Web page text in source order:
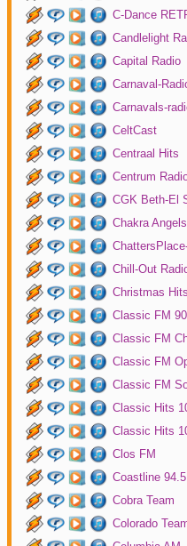
C-Dance
Candlelight
Capital Radio
Carnaval-
Carnavals-
CeltCast
Centraal Hits
Centrum
CGK Beth-El
Chakra
Chill-Out
Christmas
Classic FM
Classic FM
Classic FM
Classic FM
Classic Hits
Classic Hits
Clos FM
Coastline
Cobra Team
Colorado